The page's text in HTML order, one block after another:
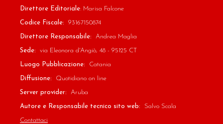
Direttore Editoriale: Marisa Falcone
Codice Fiscale: 93167150874
Direttore Responsabile: Andrea Maglia
Sede: via Eleonora d'Angiò, 48 - 95125 CT
Luogo Pubblicazione: Catania
Diffusione: Quotidiano on line
Server provider: Aruba
Autore e Responsabile tecnico sito web: Salvo Scala
Contattaci